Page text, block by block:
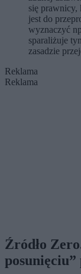
się prawnicy,
jest do
wyznaczyć
sparaliżuje
zasadzie
Reklama
Reklama
Źródło
posunięciu”